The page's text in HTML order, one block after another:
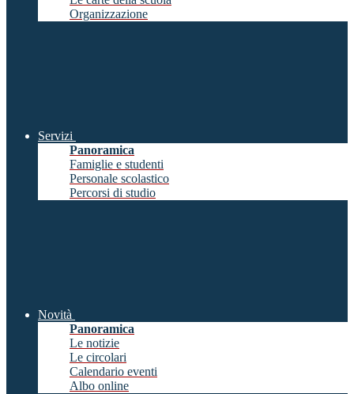
Organizzazione
Servizi
Panoramica
Famiglie e studenti
Personale scolastico
Percorsi di studio
Novità
Panoramica
Le notizie
Le circolari
Calendario eventi
Albo online